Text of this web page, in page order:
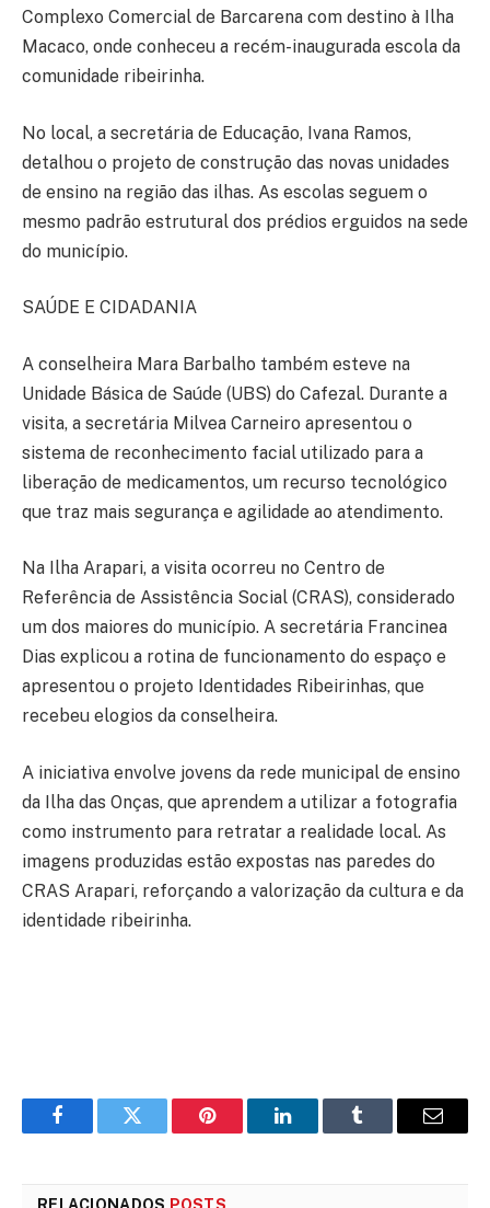
Complexo Comercial de Barcarena com destino à Ilha
Macaco, onde conheceu a recém-inaugurada escola da
comunidade ribeirinha.
No local, a secretária de Educação, Ivana Ramos,
detalhou o projeto de construção das novas unidades
de ensino na região das ilhas. As escolas seguem o
mesmo padrão estrutural dos prédios erguidos na sede
do município.
SAÚDE E CIDADANIA
A conselheira Mara Barbalho também esteve na
Unidade Básica de Saúde (UBS) do Cafezal. Durante a
visita, a secretária Milvea Carneiro apresentou o
sistema de reconhecimento facial utilizado para a
liberação de medicamentos, um recurso tecnológico
que traz mais segurança e agilidade ao atendimento.
Na Ilha Arapari, a visita ocorreu no Centro de
Referência de Assistência Social (CRAS), considerado
um dos maiores do município. A secretária Francinea
Dias explicou a rotina de funcionamento do espaço e
apresentou o projeto Identidades Ribeirinhas, que
recebeu elogios da conselheira.
A iniciativa envolve jovens da rede municipal de ensino
da Ilha das Onças, que aprendem a utilizar a fotografia
como instrumento para retratar a realidade local. As
imagens produzidas estão expostas nas paredes do
CRAS Arapari, reforçando a valorização da cultura e da
identidade ribeirinha.
FacebookTwitter Pinterest LinkedInTumblr
E-